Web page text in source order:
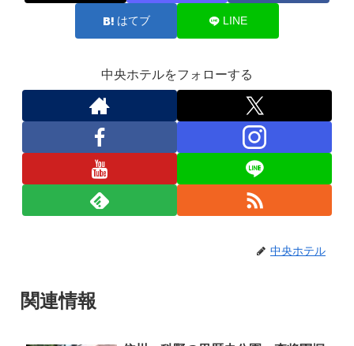
はてブ LINE
中央ホテルをフォローする
中央ホテル
関連情報